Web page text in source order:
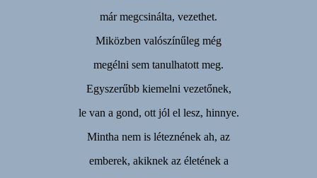
már megcsinálta, vezethet.
Miközben valószínűleg még
megélni sem tanulhatott meg.
Egyszerűbb kiemelni vezetőnek,
le van a gond, ott jól el lesz, hinnye.
Mintha nem is léteznének ah, az
emberek, akiknek az életének a